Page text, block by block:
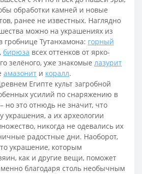
обработки камней и новые
ранее не известных. Наглядно
можно на украшениях из
гробнице Тутанхамона: горный
, бирюза всех оттенков от ярко-
зелёного, уже знакомые лазурит
амазонит и коралл.
Египте культ загробной
усилий по снаряжению в
но это отнюдь не значит, что
украшения, а их археологии
никогда не одевались их
радостные дни. Наоборот,
украшение, которым
как и другие вещи, поможет
благодаря столь необычным